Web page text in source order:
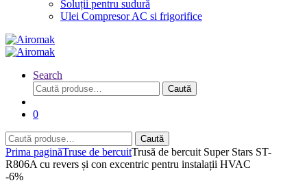
Soluții pentru sudură
Ulei Compresor AC si frigorifice
Search
Caută
după:
Caută
0
Caută
după:
Caută
Prima paginăTruse de bercuitTrusă de bercuit Super Stars ST-
R806A cu revers și con excentric pentru instalații HVAC
-6%